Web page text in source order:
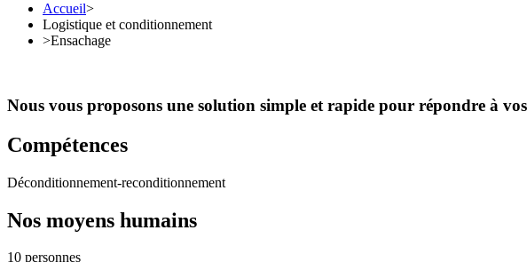
Accueil>
Logistique et conditionnement
>Ensachage
Nous vous proposons une solution simple et rapide pour répondre à
Compétences
Déconditionnement-reconditionnement
Nos moyens humains
10 personnes